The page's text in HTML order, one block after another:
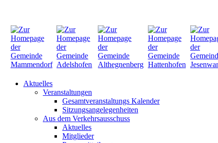
Aktuelles
Veranstaltungen
Gesamtveranstaltungs Kalender
Sitzungsangelegenheiten
Aus dem Verkehrsausschuss
Aktuelles
Mitglieder